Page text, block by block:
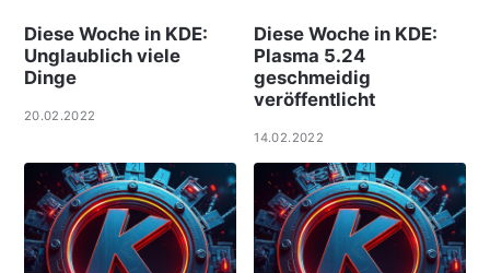
Diese Woche in KDE:
Unglaublich viele
Dinge
20.02.2022
Diese Woche in KDE:
Plasma 5.24
geschmeidig
veröffentlicht
14.02.2022